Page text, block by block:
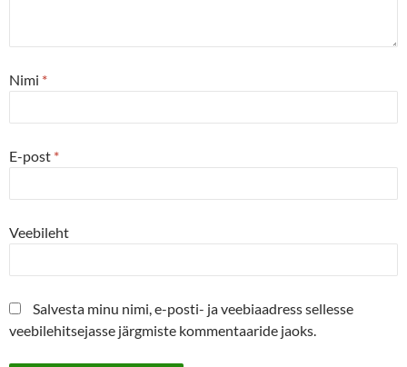
Nimi *
E-post *
Veebileht
Salvesta minu nimi, e-posti- ja veebiaadress sellesse
veebilehitsejasse järgmiste kommentaaride jaoks.